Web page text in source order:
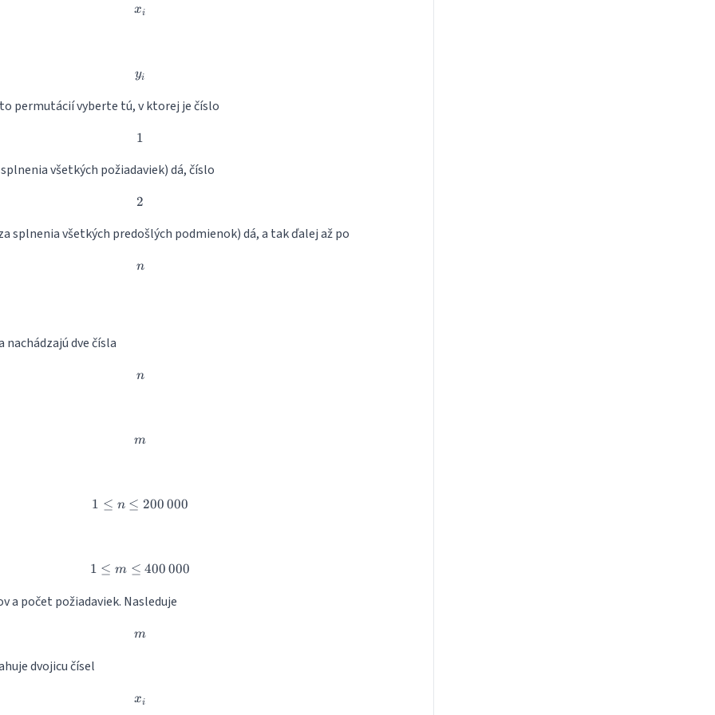
x_i
xi
y_i
yi
permutácií vyberte tú, v ktorej je číslo
1
1
všetkých požiadaviek) dá, číslo
2
2
splnenia všetkých predošlých podmienok) dá, a tak ďalej až po
n
n
nachádzajú dve čísla
n
n
m
m
1 \leq n \leq 200\,000
1 ≤ n ≤ 200 000
1 \leq m \leq 400\,000
1 ≤ m ≤ 400 000
a počet požiadaviek. Nasleduje
m
m
dvojicu čísel
x_i
xi